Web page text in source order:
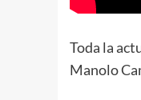
Toda la
Manolo